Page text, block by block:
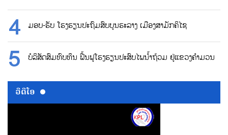
ມອບ-ຮັບ ໂຮງຮຽນປະຖົມສົບບູນຮະລາງ ເມືອງສາມັກຄິໄຊ
ບໍລິສັດສົມທົບທຶນ ຟື້ນຟູໂຮງຮຽນປະສົບໄພນ້ຳຖ້ວມ ຢູ່ແຂວງຄຳມວນ
ວີດີໂອ